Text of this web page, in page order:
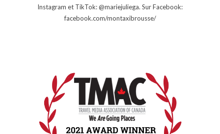
Instagram et TikTok: @mariejuliega. Sur Facebook:
facebook.com/montaxibrousse/